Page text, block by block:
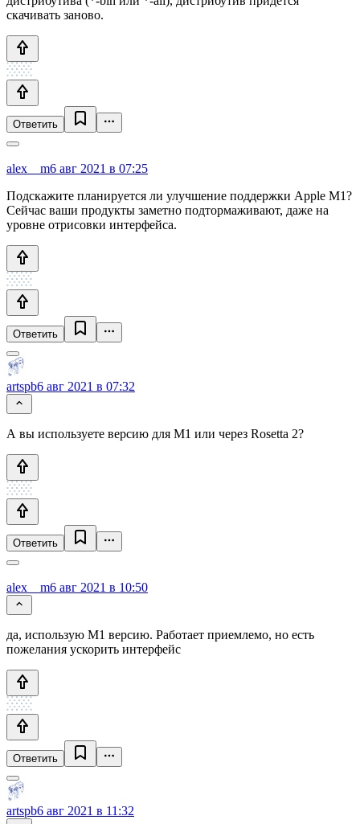
скачивать заново.
Ответить
alex__m6 авг 2021 в 07:25
Подскажите планируется ли улучшение поддержки Apple M1?
Сейчас ваши продукты заметно подтормаживают, даже на
уровне отрисовки интерфейса.
Ответить
artspb6 авг 2021 в 07:32
А вы используете версию для M1 или через Rosetta 2?
Ответить
alex__m6 авг 2021 в 10:50
да, использую M1 версию. Работает приемлемо, но есть
пожелания ускорить интерфейс
Ответить
artspb6 авг 2021 в 11:32